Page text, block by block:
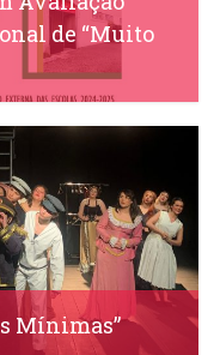
de “Muito
Mínimas”